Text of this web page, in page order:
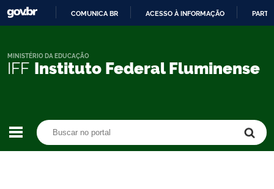
CONTEÚDO
COMUNICA BR ACESSO À INFORMAÇÃO
IFF Instituto Federal Fluminense
MINISTÉRIO DA EDUCAÇÃO